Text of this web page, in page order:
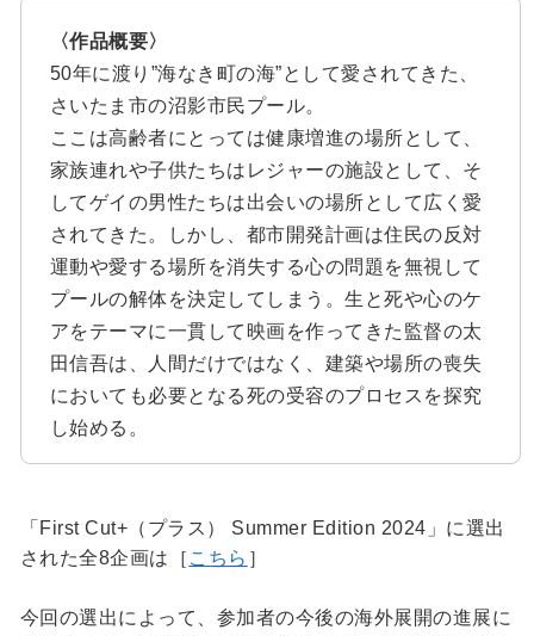
〈作品概要〉
50年に渡り”海なき町の海”として愛されてきた、
さいたま市の沼影市民プール。
ここは高齢者にとっては健康増進の場所として、
家族連れや子供たちはレジャーの施設として、そ
してゲイの男性たちは出会いの場所として広く愛
されてきた。しかし、都市開発計画は住民の反対
運動や愛する場所を消失する心の問題を無視して
プールの解体を決定してしまう。生と死や心のケ
アをテーマに一貫して映画を作ってきた監督の太
田信吾は、人間だけではなく、建築や場所の喪失
においても必要となる死の受容のプロセスを探究
し始める。
「First Cut+（プラス） Summer Edition 2024」に選出
された全8企画は［ こちら ］
今回の選出によって、参加者の今後の海外展開の進展に